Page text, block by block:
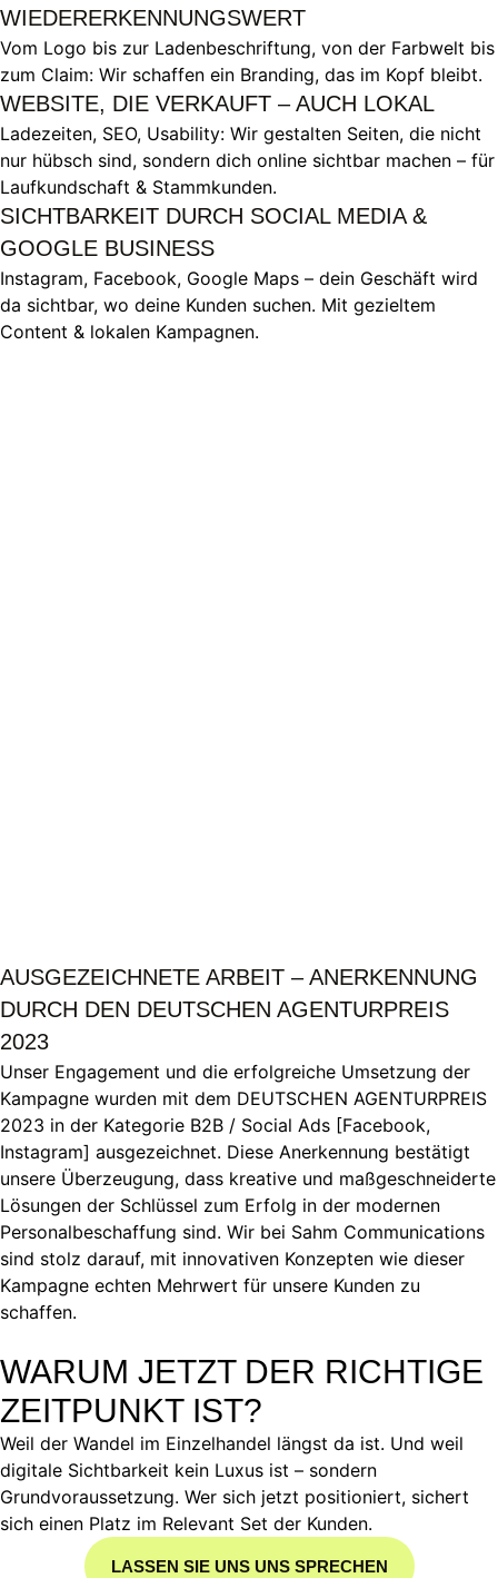
WIEDERERKENNUNGSWERT
Vom Logo bis zur Ladenbeschriftung, von der Farbwelt bis
zum Claim: Wir schaffen ein Branding, das im Kopf bleibt.
WEBSITE, DIE VERKAUFT – AUCH LOKAL
Ladezeiten, SEO, Usability: Wir gestalten Seiten, die nicht
nur hübsch sind, sondern dich online sichtbar machen – für
Laufkundschaft & Stammkunden.
SICHTBARKEIT DURCH SOCIAL MEDIA &
GOOGLE BUSINESS
Instagram, Facebook, Google Maps – dein Geschäft wird
da sichtbar, wo deine Kunden suchen. Mit gezieltem
Content & lokalen Kampagnen.
AUSGEZEICHNETE ARBEIT – ANERKENNUNG
DURCH DEN DEUTSCHEN AGENTURPREIS
2023
Unser Engagement und die erfolgreiche Umsetzung der
Kampagne wurden mit dem DEUTSCHEN AGENTURPREIS
2023 in der Kategorie B2B / Social Ads [Facebook,
Instagram] ausgezeichnet. Diese Anerkennung bestätigt
unsere Überzeugung, dass kreative und maßgeschneiderte
Lösungen der Schlüssel zum Erfolg in der modernen
Personalbeschaffung sind. Wir bei Sahm Communications
sind stolz darauf, mit innovativen Konzepten wie dieser
Kampagne echten Mehrwert für unsere Kunden zu
schaffen.
WARUM JETZT DER RICHTIGE
ZEITPUNKT IST?
Weil der Wandel im Einzelhandel längst da ist. Und weil
digitale Sichtbarkeit kein Luxus ist – sondern
Grundvoraussetzung. Wer sich jetzt positioniert, sichert
sich einen Platz im Relevant Set der Kunden.
LASSEN SIE UNS UNS SPRECHEN